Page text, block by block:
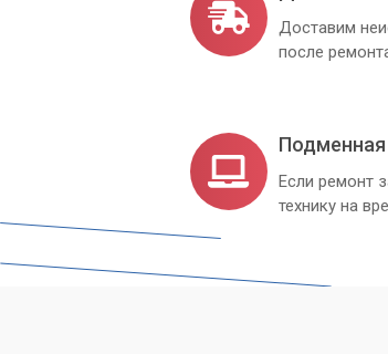
ноутбука от любых
Доставим
после
Подменная
Если ремонт
технику на